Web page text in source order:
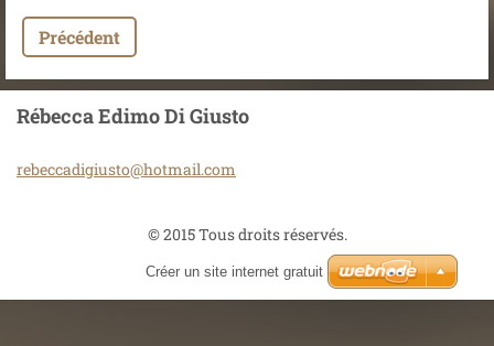
Précédent
Rébecca Edimo Di Giusto
rebeccadigiusto@hotmail.com
© 2015 Tous droits réservés.
Créer un site internet gratuit